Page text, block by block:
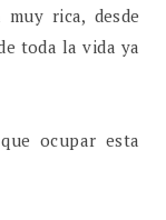
rica, desde
toda la vida ya
ocupar esta